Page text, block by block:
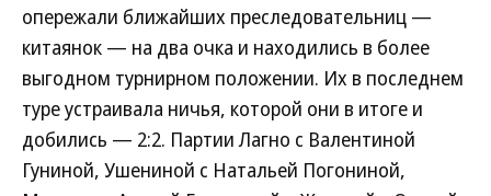
опережали ближайших преследовательниц —
китаянок — на два очка и находились в более
выгодном турнирном положении. Их в последнем
туре устраивала ничья, которой они в итоге и
добились — 2:2. Партии Лагно с Валентиной
Гуниной, Ушениной с Натальей Погониной,